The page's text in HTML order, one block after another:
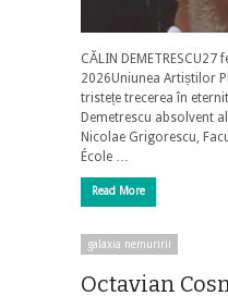
CĂLIN
2026Uniunea Artiștilor
tristețe trecerea în
Demetrescu absolvent
Nicolae Grigorescu,
École …
Read More
galaxia nemuririi
Octavian